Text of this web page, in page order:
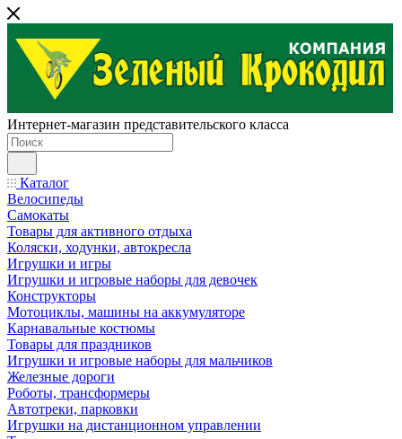
Интернет-магазин представительского класса
Каталог
Велосипеды
Самокаты
Товары для активного отдыха
Коляски, ходунки, автокресла
Игрушки и игры
Игрушки и игровые наборы для девочек
Конструкторы
Мотоциклы, машины на аккумуляторе
Карнавальные костюмы
Товары для праздников
Игрушки и игровые наборы для мальчиков
Железные дороги
Роботы, трансформеры
Автотреки, парковки
Игрушки на дистанционном управлении